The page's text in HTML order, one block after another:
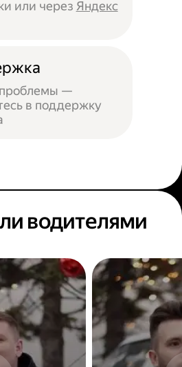
или через Яндекс
—
в поддержку
водителями